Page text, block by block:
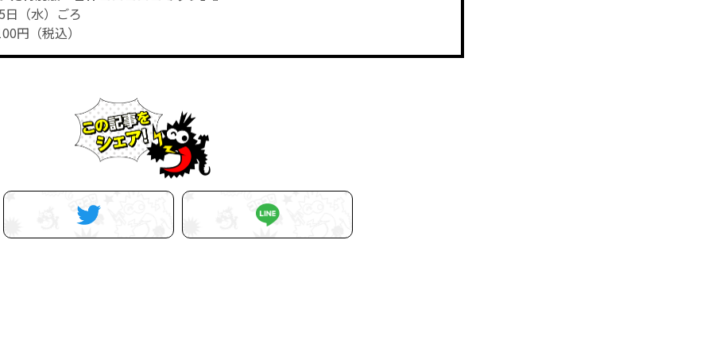
（水）ごろ
円（税込）